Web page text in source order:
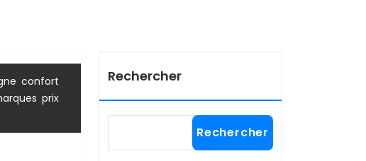
confort
prix
Rechercher
Rechercher